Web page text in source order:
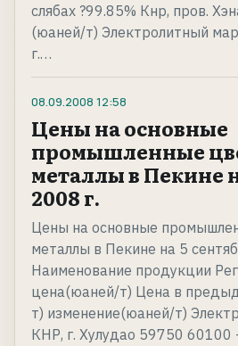
слябах ?99.85% Кнр, пров.
(юаней/т) Электролитный
г.…
08.09.2008 12:58
Цены на основные
промышленные
металлы в Пекине
2008 г.
Цены на основные
металлы в Пекине на 5
Наименование продукции
цена(юаней/т) Цена в
т) изменение(юаней/т)
КНР, г. Хулудао 59750 60100